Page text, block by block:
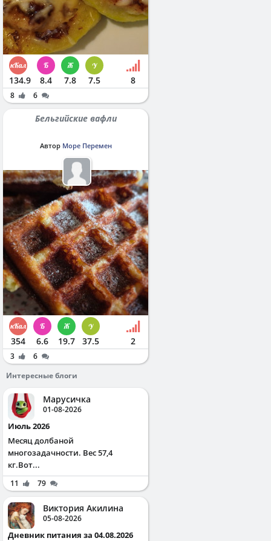
134.9 8.4 7.8 7.5 8
8 6
Бельгийские вафли
Автор Море Перемен
354 6.6 19.7 37.5 2
3
6
Интересные блоги
Марусичка
01-08-2026
Июль 2026
Месяц долбаной
многозадачности. Вес 57,4
кг.Вот...
11 79
Виктория Акилина
05-08-2026
Дневник питания за 04.08.2026